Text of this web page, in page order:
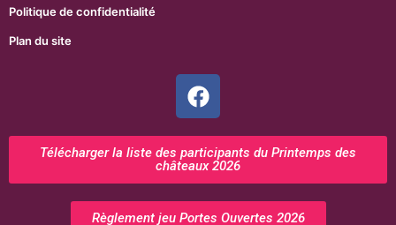
Politique de confidentialité
Plan du site
Télécharger la liste des participants du Printemps des
châteaux 2026
Règlement jeu Portes Ouvertes 2026